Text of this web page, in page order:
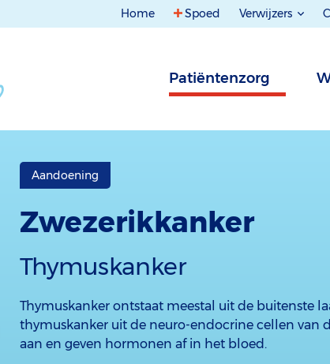
Home Spoed Verwijzers
Patiëntenzorg
Aandoening
Zwezerikkanker
Thymuskanker
Thymuskanker ontstaat meestal uit de buitenste
thymuskanker uit de neuro-endocrine cellen van
aan en geven hormonen af in het bloed.